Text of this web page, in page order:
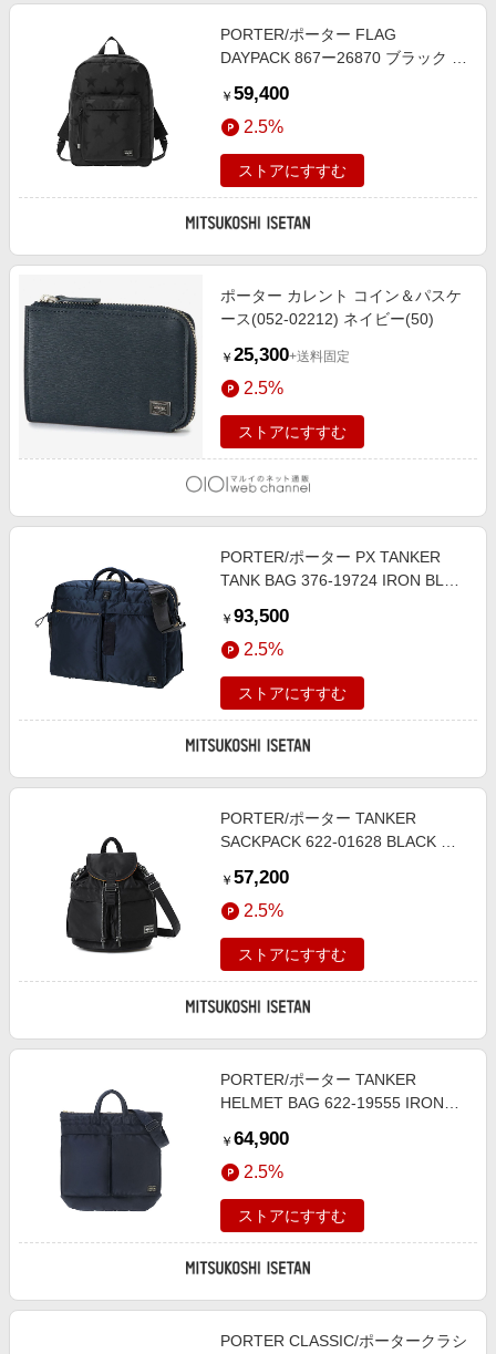
PORTER/ポーター FLAG
DAYPACK 867ー26870 ブラック バ
￥ 59,400
2.5%
ストアにすすむ
ポーター カレント コイン＆パスケ
ース(052-02212) ネイビー(50)
￥ 25,300+送料固定
2.5%
ストアにすすむ
PORTER/ポーター PX TANKER
TANK BAG 376-19724 IRON BLUE
￥ 93,500
2.5%
ストアにすすむ
PORTER/ポーター TANKER
SACKPACK 622-01628 BLACK 旅
公式】
￥ 57,200
2.5%
ストアにすすむ
PORTER/ポーター TANKER
HELMET BAG 622-19555 IRON
公式】
￥ 64,900
2.5%
ストアにすすむ
PORTER CLASSIC/ポータークラシ